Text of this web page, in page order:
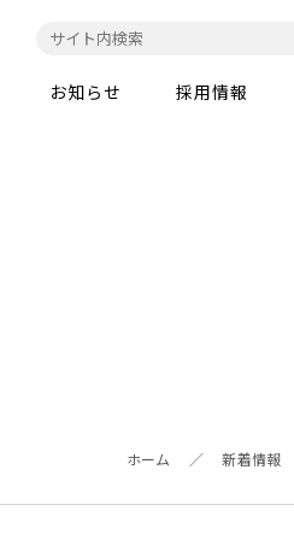
お知らせ 採用情報
ホーム ／ 新着情報